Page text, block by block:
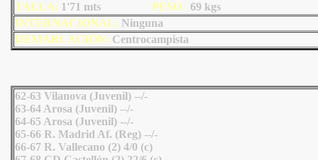
TALLA: 1'71 mts PESO 69 kgs
INTERNACIONAL: Ninguna
DEMARCACIÓN: Centrocampista
62-63 Vilanova (Juvenil) --/-
63-64 Arosa (Juvenil) --/-
64-65 Arosa (Juvenil) --/-
65-66 R. Madrid Af. (Reg) --/-
66-67 R. Vallecano (2) 4/0 (c)